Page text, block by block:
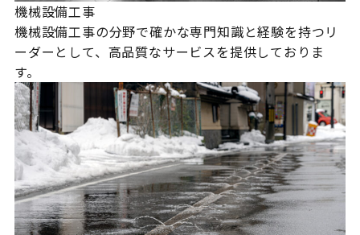
機械設備工事
機械設備工事の分野で確かな専門知識と経験を持つリ
ーダーとして、高品質なサービスを提供しておりま
す。